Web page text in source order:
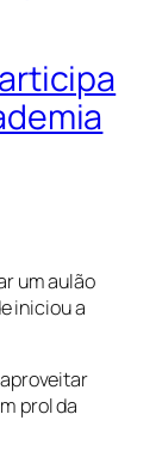
um aulão
iniciou a
prol da